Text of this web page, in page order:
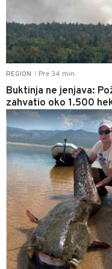
REGION Pre 34 min
Buktinja ne jenjava:
zahvatio oko 1.500